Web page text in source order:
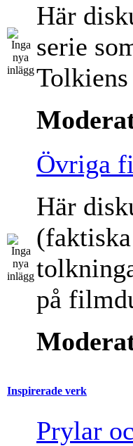
Här
serie
Övriga
Här
på
Inspirerade verk
Prylar